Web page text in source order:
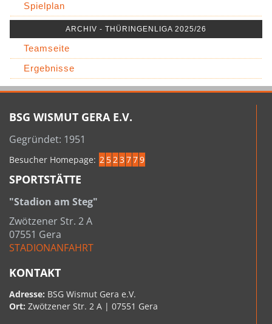
Spielplan
ARCHIV - THÜRINGENLIGA 2025/26
Teamseite
Ergebnisse
BSG WISMUT GERA E.V.
Gegründet: 1951
Besucher Homepage: 2 523 779
SPORTSTÄTTE
"Stadion am Steg"
Zwötzener Str. 2 A
07551 Gera
STADIONANFAHRT
KONTAKT
Adresse: BSG Wismut Gera e.V.
Ort: Zwötzener Str. 2 A | 07551 Gera